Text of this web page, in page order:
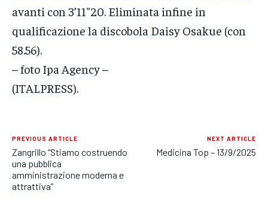
avanti con 3’11″20. Eliminata infine in
qualificazione la discobola Daisy Osakue (con
58.56).
– foto Ipa Agency –
(ITALPRESS).
PREVIOUS ARTICLE
Zangrillo “Stiamo costruendo
una pubblica
amministrazione moderna e
attrattiva”
NEXT ARTICLE
Medicina Top – 13/9/2025